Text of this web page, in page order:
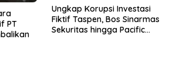
PT
Ungkap Korupsi Investasi
Fiktif Taspen, Bos Sinarmas
Sekuritas hingga Pacific